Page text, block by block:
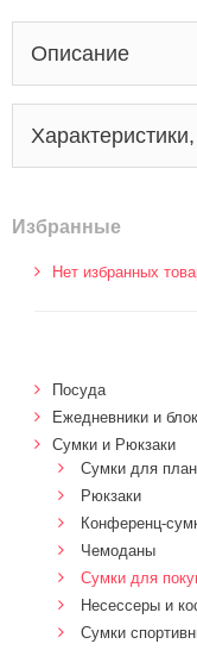
Описание
Избранные
Нет избранных
Посуда
Ежедневники и
Сумки и Рюкзаки
Сумки для
Рюкзаки
Конференц-
Чемоданы
Сумки для
Несессеры и
Сумки